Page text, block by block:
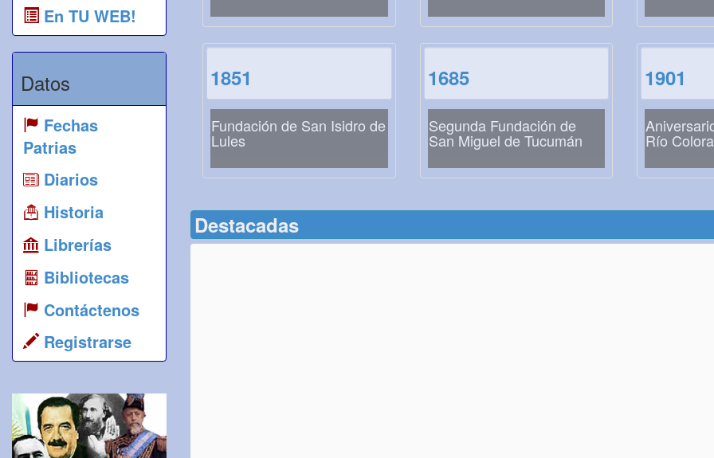
En TU WEB!
Datos
Fechas
Patrias
Diarios
Historia
Librerías
Bibliotecas
Contáctenos
Registrarse
1851
Fundación de San Isidro de
Lules
1685
Segunda Fundación de
San Miguel de Tucumán
1901
Río
Destacadas